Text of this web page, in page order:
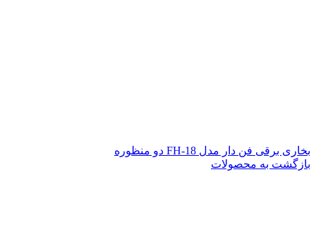
بخاری برقی فن دار مدل FH-18 دو منظوره
بازگشت به محصولات